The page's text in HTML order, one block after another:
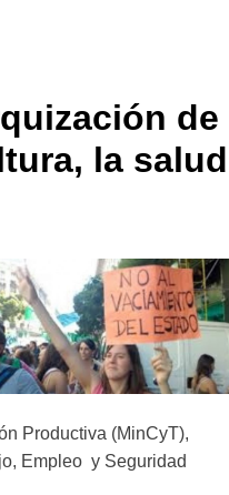
de
la salud
Productiva (MinCyT),
Empleo y Seguridad